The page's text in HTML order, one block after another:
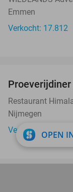
Emmen
Verkocht: 17.812
Restaurant
Nijmegen
Verkocht: 368
OPEN